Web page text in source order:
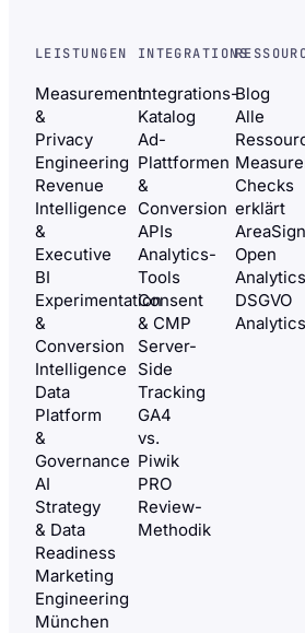
LEISTUNGEN
Measurement
&
Privacy
Engineering
Revenue
Intelligence
&
Executive
BI
Experimentation
&
Conversion
Intelligence
Data
Platform
&
Governance
AI
Strategy
& Data
Readiness
Marketing
Engineering
München
INTEGRATIONS
Integrations-
Katalog
Ad-
Plattformen
&
Conversion
APIs
Analytics-
Tools
Consent
& CMP
Server-
Side
Tracking
GA4
vs.
Piwik
PRO
Review-
Methodik
Blog
Alle
Checks
erklärt
Open
Analytics
DSGVO
Analytics